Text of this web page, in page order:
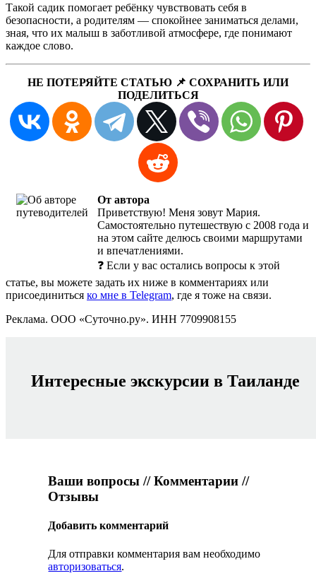
Такой садик помогает ребёнку чувствовать себя в
безопасности, а родителям — спокойнее заниматься делами,
зная, что их малыш в заботливой атмосфере, где понимают
каждое слово.
НЕ ПОТЕРЯЙТЕ СТАТЬЮ 📌 СОХРАНИТЬ ИЛИ
ПОДЕЛИТЬСЯ
От автора
Приветствую! Меня зовут Мария.
Самостоятельно путешествую с 2008 года и
на этом сайте делюсь своими маршрутами
и впечатлениями.
❓ Если у вас остались вопросы к этой
статье, вы можете задать их ниже в комментариях или
присоединиться ко мне в Telegram, где я тоже на связи.
Реклама. ООО «Суточно.ру». ИНН 7709908155
Интересные экскурсии в Таиланде
Ваши вопросы // Комментарии //
Отзывы
Добавить комментарий
Для отправки комментария вам необходимо
авторизоваться.